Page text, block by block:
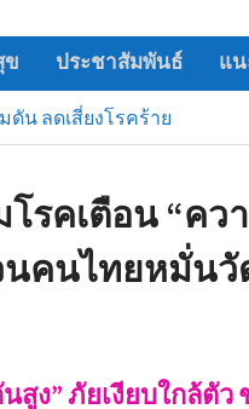
ข ประชาสัมพันธ์ แ
น ลดเสี่ยงโรคร้าย
รคเตือน “คว
นคนไทยหมั่น
สูง” ภัยเงียบใกล้ตัว